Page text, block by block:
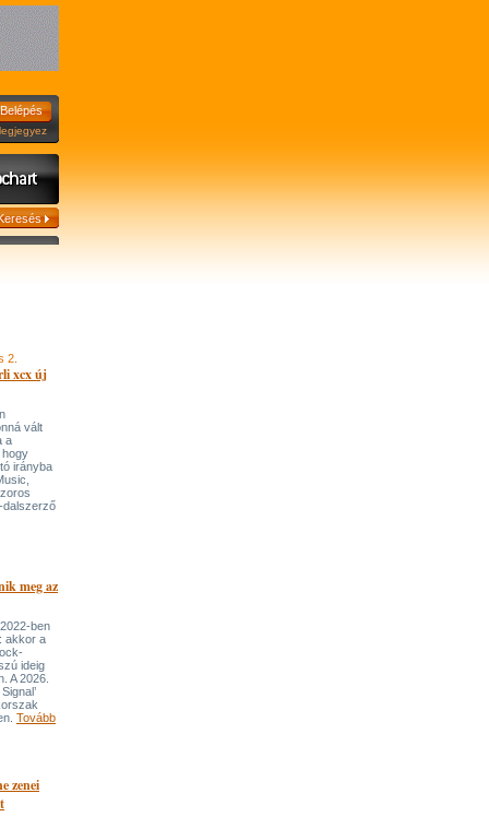
2.
xcx új
vált
a
hogy
irányba
dalszerző
meg az
ben
akkor a
ideig
A 2026.
Tovább
zenei